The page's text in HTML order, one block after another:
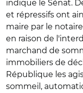
indique le Sénat.
et répressifs ont
maire par le
en raison de
marchand de
immobiliers de
République les
sommeil,